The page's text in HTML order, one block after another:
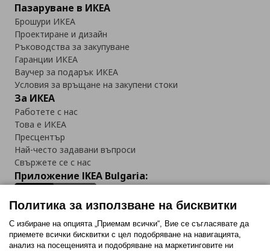
Пазаруване в ИКЕА
Брошури ИКЕА
Проектиране и дизайн
Ръководства за закупуване
Гаранции ИКЕА
Ваучер за подарък ИКЕА
Условия за връщане на закупени стоки
За ИКЕА
Работете с нас
Това е ИКЕА
Пресцентър
Най-често задавани въпроси
Свържете се с нас
Приложение IKEA Bulgaria:
Последвайте ни:
Политика за използване на бисквитки
С избиране на опцията „Приемам всички“, Вие се съгласявате да
приемете всички бисквитки с цел подобряване на навигацията,
анализ на посещенията и подобряване на маркетинговите ни